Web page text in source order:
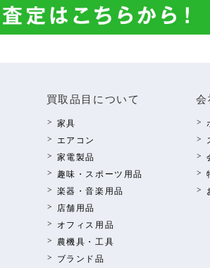
買取品⽬について
家具
エアコン
家電製品
趣味・スポーツ⽤品
楽器・⾳楽⽤品
店舗⽤品
オフィス⽤品
農機具・⼯具
ブランド品
会